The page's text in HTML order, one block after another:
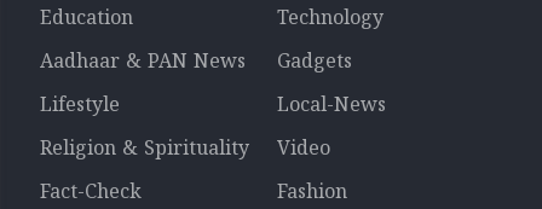
Education
Technology
Aadhaar & PAN News
Gadgets
Lifestyle
Local-News
Religion & Spirituality
Video
Fact-Check
Fashion